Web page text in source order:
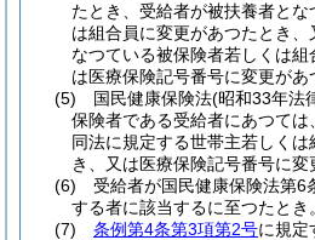
たとき、受給者が被扶養者とな
は組合員に変更があつたとき、
なつている被保険者若しくは組
は医療保険記号番号に変更があ
(5)
国民健康保険法(昭和33年法
保険者である受給者にあつて
同法に規定する世帯主若しくは
き、又は医療保険記号番号に変
(6)
受給者が国民健康保険法第6
する者に該当するに至つたとき。
(7)
条例第4条第3項第2号に規定